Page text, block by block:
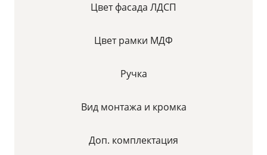
Цвет фасада ЛДСП
Цвет рамки МДФ
Ручка
Вид монтажа и кромка
Доп. комплектация